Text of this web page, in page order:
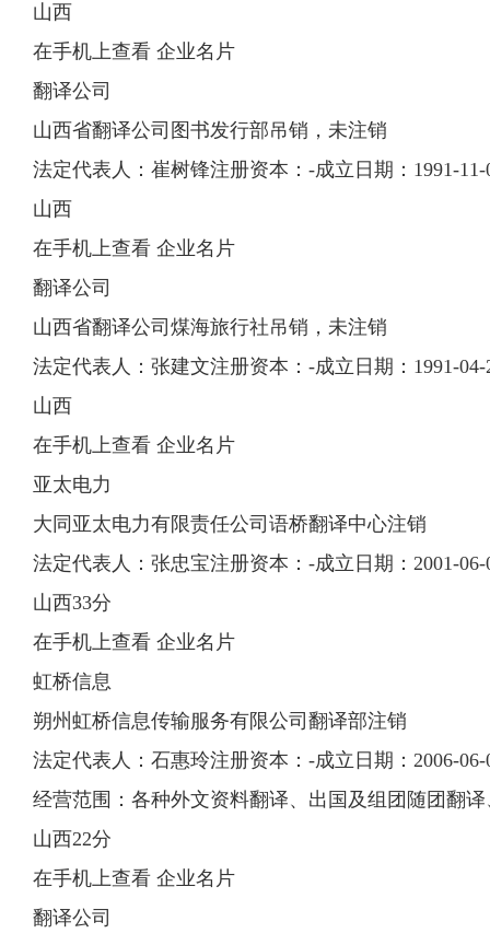
山西
在手机上查看 企业名片
翻译公司
山西省翻译公司图书发行部吊销，未注销
法定代表人：崔树锋注册资本：-成立日期：1991-11-
山西
在手机上查看 企业名片
翻译公司
山西省翻译公司煤海旅行社吊销，未注销
法定代表人：张建文注册资本：-成立日期：1991-04-
山西
在手机上查看 企业名片
亚太电力
大同亚太电力有限责任公司语桥翻译中心注销
法定代表人：张忠宝注册资本：-成立日期：2001-06-
山西33分
在手机上查看 企业名片
虹桥信息
朔州虹桥信息传输服务有限公司翻译部注销
法定代表人：石惠玲注册资本：-成立日期：2006-06-
经营范围：各种外文资料翻译、出国及组团随团翻
山西22分
在手机上查看 企业名片
翻译公司